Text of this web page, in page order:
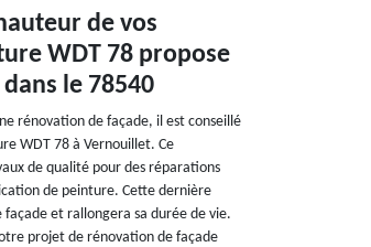
de vos
WDT 78 propose
le 78540
rénovation de façade, il est conseillé
WDT 78 à Vernouillet. Ce
de qualité pour des réparations
de peinture. Cette dernière
et rallongera sa durée de vie.
projet de rénovation de façade